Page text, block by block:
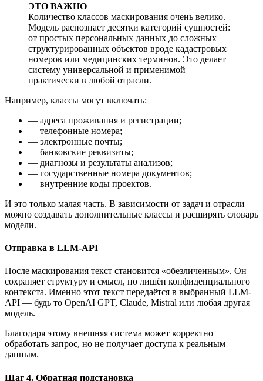
ЭТО ВАЖНО
Количество классов маскирования очень велико.
Модель распознает десятки категорий сущностей:
от простых персональных данных до сложных
структурированных объектов вроде кадастровых
номеров или медицинских терминов. Это делает
систему универсальной и применимой
практически в любой отрасли.
Например, классы могут включать:
— адреса проживания и регистрации;
— телефонные номера;
— электронные почты;
— банковские реквизиты;
— диагнозы и результаты анализов;
— государственные номера документов;
— внутренние коды проектов.
И это только малая часть. В зависимости от задач и отрасли
можно создавать дополнительные классы и расширять словарь
модели.
Отправка в LLM-API
После маскирования текст становится «обезличенным». Он
сохраняет структуру и смысл, но лишён конфиденциального
контекста. Именно этот текст передаётся в выбранный LLM-
API — будь то OpenAI GPT, Claude, Mistral или любая другая
модель.
Благодаря этому внешняя система может корректно
обработать запрос, но не получает доступа к реальным
данным.
Шаг 4. Обратная подстановка